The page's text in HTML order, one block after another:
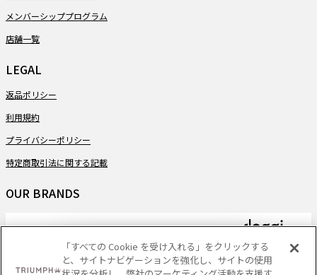
メンバーシッププログラム
店舗一覧
LEGAL
返品ポリシー
利用規約
プライバシーポリシー
特定商取引法に関する記載
OUR BRANDS
PAYMENT
「すべての Cookie を受け入れる」をクリックする
と、サイトナビゲーションを強化し、サイトの使用